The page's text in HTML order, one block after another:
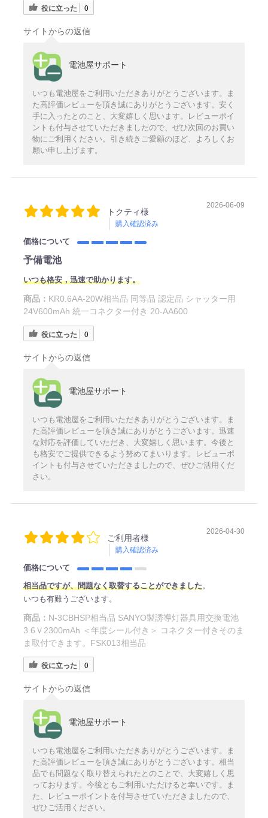
役に立った 0
サイトからの返信
電池屋サポート
いつも電池屋をご利用いただきありがとうございます。ま
た高評価レビューを頂き誠にありがとうございます。安く
手に入ったとのこと、大変嬉しく思います。レビューポイ
ントも付与させていただきましたので、ぜひ次回のお買い
物にご利用ください。引き続きご愛顧のほど、よろしくお
願い申し上げます。
トクティ様
購入確認済み
2026-06-09
価格について
予備電池
いつも格安，迅速で助かります。
商品： KR0.6AA-20W相当品 同等品 認定品 シャッター用
24V600mAh 統一コネクター付き 20-AA600
役に立った 0
サイトからの返信
電池屋サポート
いつも電池屋をご利用いただきありがとうございます。ま
た高評価レビューを頂き誠にありがとうございます。迅速
な対応を評価していただき、大変嬉しく思います。今後と
も格安でご提供できるよう努めてまいります。レビューポ
イントも付与させていただきましたので、ぜひご活用くだ
さい。
ご利用者様
購入確認済み
2026-04-30
価格について
相当品ですが、問題なく取替することができました。
いつも有難うございます。
商品： N-3CBHSP相当品 SANYO製誘導灯器具用交換電池
3.6Ｖ2300mAh ＜年度シール付き＞ コネクター付きそのま
ま取付できます。FSK013相当品
役に立った 0
サイトからの返信
電池屋サポート
いつも電池屋をご利用いただきありがとうございます。ま
た高評価レビューを頂き誠にありがとうございます。相当
品でも問題なく取り替えられたとのことで、大変嬉しく思
っております。今後ともご利用いただけると幸いです。ま
た、レビューポイントを付与させていただきましたので、
ぜひご活用ください。